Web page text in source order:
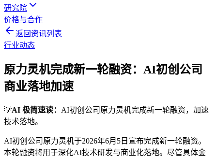
研究院
价格与合作
返回资讯列表
行业动态
原力灵机完成新一轮融资：AI初创公司
商业落地加速
💡AI 极简速读： AI初创公司原力灵机完成新一轮融资，加速
技术落地。
AI初创公司原力灵机于2026年6月5日宣布完成新一轮融资。
本轮融资将用于深化AI技术研发与商业化落地。尽管具体金